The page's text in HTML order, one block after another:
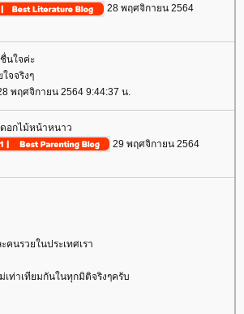
28 พฤศจิกายน 2564
นใจค่ะ
จจริงๆ
พฤศจิกายน 2564 9:44:37 น.
อกไม้หน้าหนาว
29 พฤศจิกายน 2564
คนรวยในประเทศเรา
ท่าเทียมกันในทุกมิติจริงๆครับ